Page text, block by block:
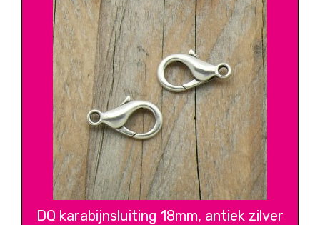
DQ karabijnsluiting 18mm, antiek zilver